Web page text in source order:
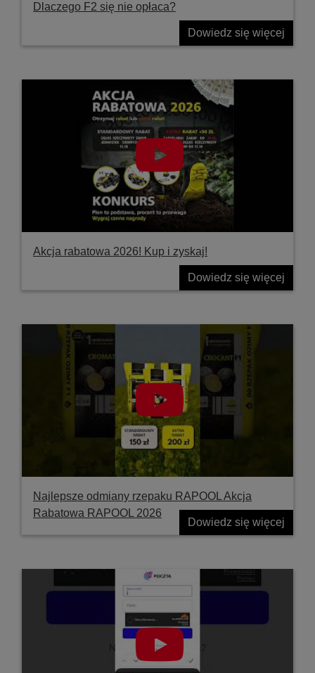
Dlaczego F2 się nie opłaca?
Dowiedz się więcej
Akcja rabatowa 2026! Kup i zyskaj!
Dowiedz się więcej
Najlepsze odmiany rzepaku RAPOOL Akcja
Rabatowa RAPOOL 2026
Dowiedz się więcej